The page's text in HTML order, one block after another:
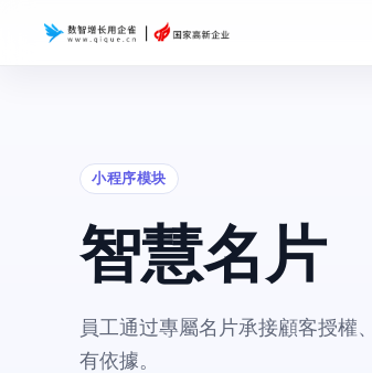
小程序模块
智慧名片
員工通过專屬名片承接顧客授權
有依據。